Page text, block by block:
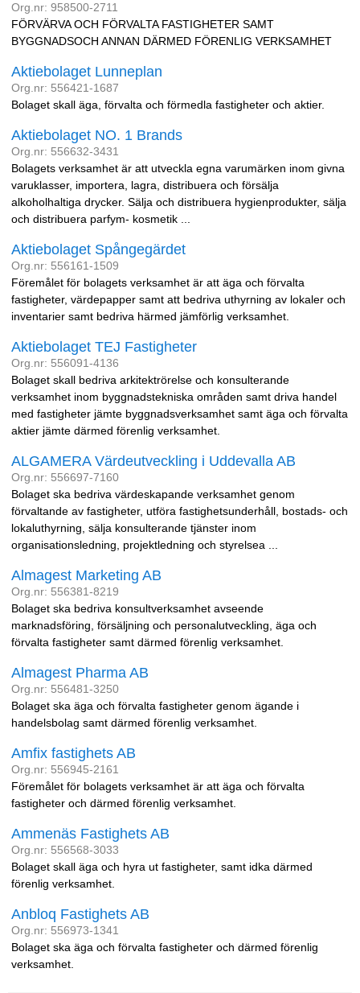
Org.nr: 958500-2711
FÖRVÄRVA OCH FÖRVALTA FASTIGHETER SAMT
BYGGNADSOCH ANNAN DÄRMED FÖRENLIG VERKSAMHET
Aktiebolaget Lunneplan
Org.nr: 556421-1687
Bolaget skall äga, förvalta och förmedla fastigheter och aktier.
Aktiebolaget NO. 1 Brands
Org.nr: 556632-3431
Bolagets verksamhet är att utveckla egna varumärken inom givna
varuklasser, importera, lagra, distribuera och försälja
alkoholhaltiga drycker. Sälja och distribuera hygienprodukter, sälja
och distribuera parfym- kosmetik ...
Aktiebolaget Spångegärdet
Org.nr: 556161-1509
Föremålet för bolagets verksamhet är att äga och förvalta
fastigheter, värdepapper samt att bedriva uthyrning av lokaler och
inventarier samt bedriva härmed jämförlig verksamhet.
Aktiebolaget TEJ Fastigheter
Org.nr: 556091-4136
Bolaget skall bedriva arkitektrörelse och konsulterande
verksamhet inom byggnadstekniska områden samt driva handel
med fastigheter jämte byggnadsverksamhet samt äga och förvalta
aktier jämte därmed förenlig verksamhet.
ALGAMERA Värdeutveckling i Uddevalla AB
Org.nr: 556697-7160
Bolaget ska bedriva värdeskapande verksamhet genom
förvaltande av fastigheter, utföra fastighetsunderhåll, bostads- och
lokaluthyrning, sälja konsulterande tjänster inom
organisationsledning, projektledning och styrelsea ...
Almagest Marketing AB
Org.nr: 556381-8219
Bolaget ska bedriva konsultverksamhet avseende
marknadsföring, försäljning och personalutveckling, äga och
förvalta fastigheter samt därmed förenlig verksamhet.
Almagest Pharma AB
Org.nr: 556481-3250
Bolaget ska äga och förvalta fastigheter genom ägande i
handelsbolag samt därmed förenlig verksamhet.
Amfix fastighets AB
Org.nr: 556945-2161
Föremålet för bolagets verksamhet är att äga och förvalta
fastigheter och därmed förenlig verksamhet.
Ammenäs Fastighets AB
Org.nr: 556568-3033
Bolaget skall äga och hyra ut fastigheter, samt idka därmed
förenlig verksamhet.
Anbloq Fastighets AB
Org.nr: 556973-1341
Bolaget ska äga och förvalta fastigheter och därmed förenlig
verksamhet.